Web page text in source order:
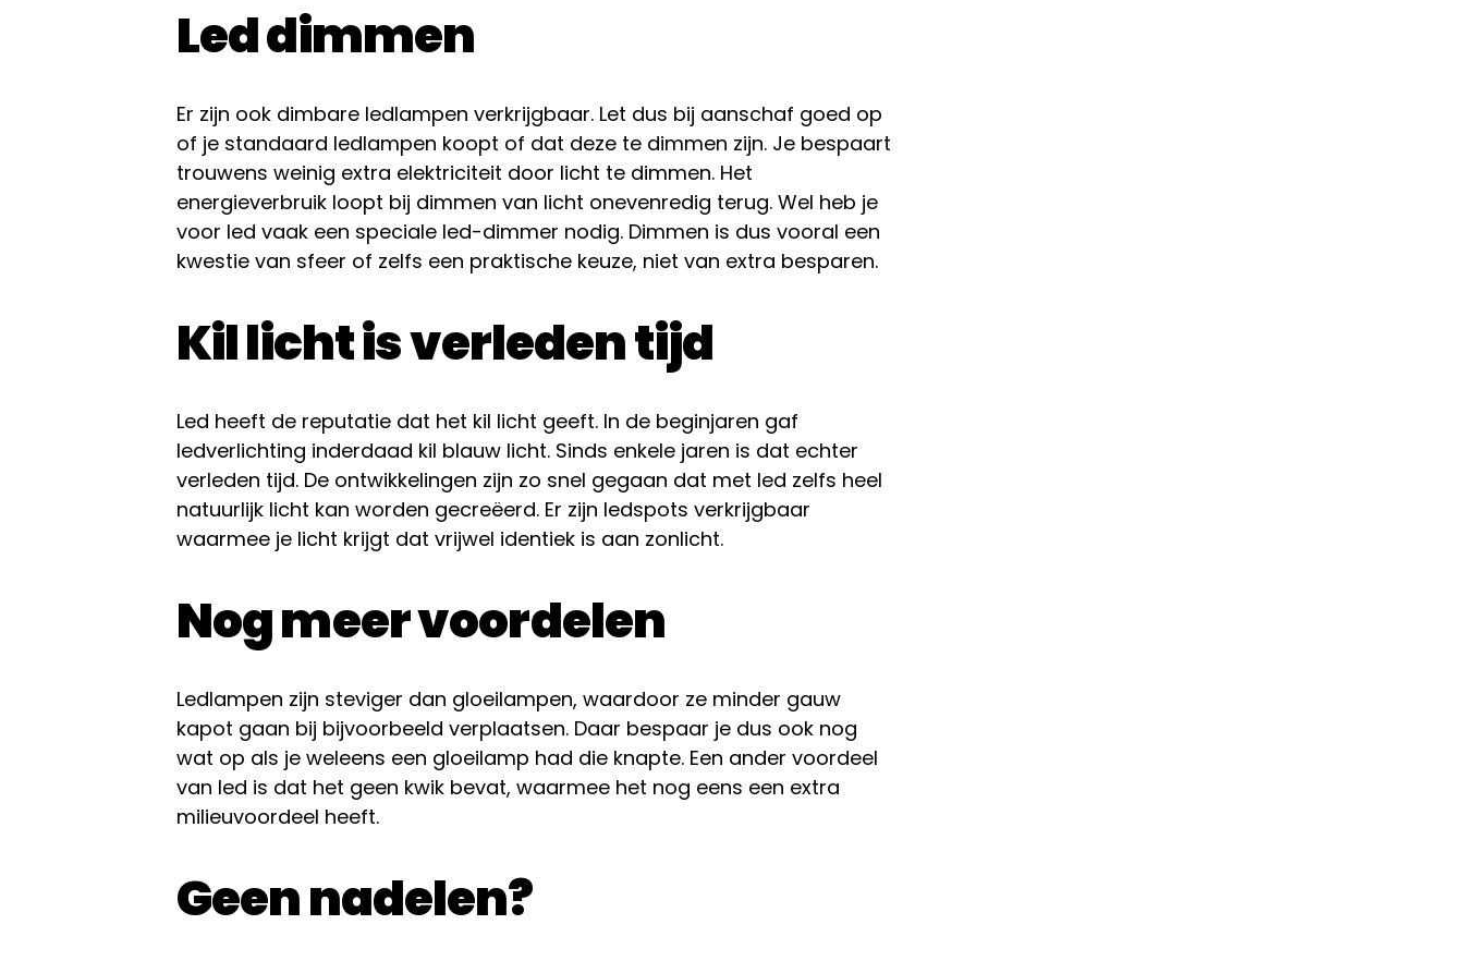
Led dimmen
Er zijn ook dimbare ledlampen verkrijgbaar. Let dus bij aanschaf goed op
of je standaard ledlampen koopt of dat deze te dimmen zijn. Je bespaart
trouwens weinig extra elektriciteit door licht te dimmen. Het
energieverbruik loopt bij dimmen van licht onevenredig terug. Wel heb je
voor led vaak een speciale led-dimmer nodig. Dimmen is dus vooral een
kwestie van sfeer of zelfs een praktische keuze, niet van extra besparen.
Kil licht is verleden tijd
Led heeft de reputatie dat het kil licht geeft. In de beginjaren gaf
ledverlichting inderdaad kil blauw licht. Sinds enkele jaren is dat echter
verleden tijd. De ontwikkelingen zijn zo snel gegaan dat met led zelfs heel
natuurlijk licht kan worden gecreëerd. Er zijn ledspots verkrijgbaar
waarmee je licht krijgt dat vrijwel identiek is aan zonlicht.
Nog meer voordelen
Ledlampen zijn steviger dan gloeilampen, waardoor ze minder gauw
kapot gaan bij bijvoorbeeld verplaatsen. Daar bespaar je dus ook nog
wat op als je weleens een gloeilamp had die knapte. Een ander voordeel
van led is dat het geen kwik bevat, waarmee het nog eens een extra
milieuvoordeel heeft.
Geen nadelen?